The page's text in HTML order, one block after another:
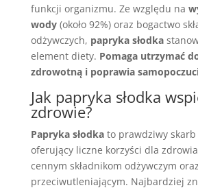
funkcji organizmu. Ze względu na
wody(około 92%) oraz bogactwo
odżywczych, papryka słodka
element diety. Pomaga utrzymać
zdrowotną i poprawia
Jak papryka słodka
zdrowie?
Papryka słodkato prawdziwy skarb
oferujący liczne korzyści dla
cennym składnikom odżywczym
przeciwutleniającym. Najbardziej